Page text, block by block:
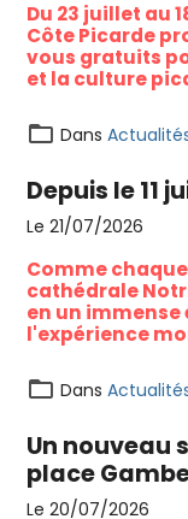
Du 23 juillet au
Côte Picarde
vous gratuits
et la culture
Dans
Depuis le 11
Le 21/07/2026
Comme
cathédrale
en un immense
l'expérience
patrimoine
gratuit mêlant
Dans
Un nouveau
place
Le 20/07/2026